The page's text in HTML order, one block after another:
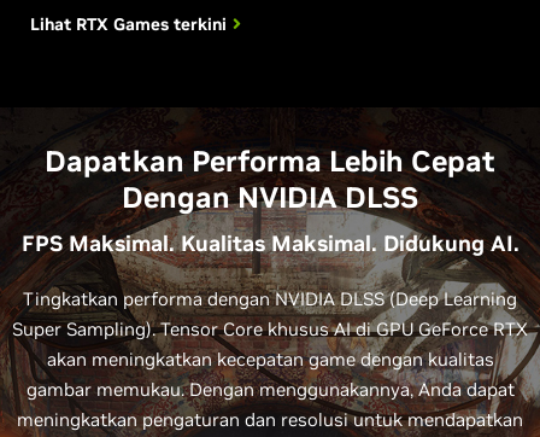
Lihat RTX Games terkini
Dapatkan Performa Lebih Cepat
Dengan NVIDIA DLSS
FPS Maksimal. Kualitas Maksimal. Didukung AI.
Tingkatkan performa dengan NVIDIA DLSS (Deep Learning
Super Sampling). Tensor Core khusus AI di GPU GeForce RTX
akan meningkatkan kecepatan game dengan kualitas
gambar memukau. Dengan menggunakannya, Anda dapat
meningkatkan pengaturan dan resolusi untuk mendapatkan